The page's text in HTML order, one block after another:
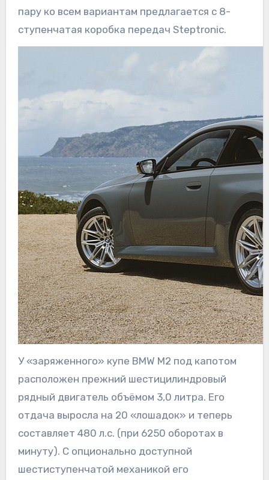
пару ко всем вариантам предлагается с 8-
ступенчатая коробка передач Steptronic.
У «заряженного» купе BMW M2 под капотом
расположен прежний шестицилиндровый
рядный двигатель объёмом 3,0 литра. Его
отдача выросла на 20 «лошадок» и теперь
составляет 480 л.с. (при 6250 оборотах в
минуту). С опционально доступной
шестиступенчатой механикой его